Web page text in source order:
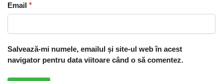
Email *
Salvează-mi numele, emailul și site-ul web în acest
navigator pentru data viitoare când o să comentez.